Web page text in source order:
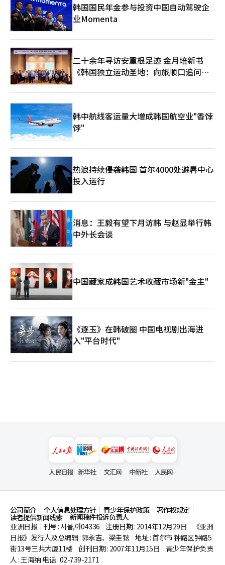
韩国国民年金参与投资中国自动驾驶企
业Momenta
二十余年寻访安重根足迹 金月培新书
《韩国独立运动圣地：向旅顺口追问历
韩中航线客运量大增成韩国航空业"香饽
饽"
热浪持续侵袭韩国 首尔4000处避暑中心
投入运行
消息：王毅有望下月访韩 与赵显举行韩
中外长会谈
中国藏家成韩国艺术收藏市场新"金主"
《逐玉》在韩破圈 中国电视剧出海进
入"平台时代"
人民日报 新华社 文汇网 中新社 人民网
公司简介 个人信息处理方针 青少年保护政策 著作权规定
读者提供新闻线索
新闻稿件投诉负责人
亚洲日报
刊号 : 서울,아04336 注册日期 : 2014年12月29日
《亚洲
日报》发行人及总编辑 : 郭永吉、梁圭铉 地址 : 首尔市钟路区钟路5
街13号三共大厦11楼 创刊日期 : 2007年11月15日
青少年保护负责
人 : 王海纳 电话 : 02-739-2171